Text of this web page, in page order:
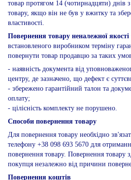
товар протягом 14 (чотирнадцяти) днів
товару, якщо він не був у вжитку та
властивості.
Повернення товару неналежної якості
встановленого виробником терміну
повернути товар продавцю за таких
- наявність документа від
центру, де зазначено, що дефект є
- збережено гарантійний талон та
оплату;
- цілісність комплекту не порушено.
Способи повернення товару
Для повернення товару необхідно
телефону +38 098 693 5670 для
повернення товару. Повернення товару
покупця незалежно від причини
Повернення коштів